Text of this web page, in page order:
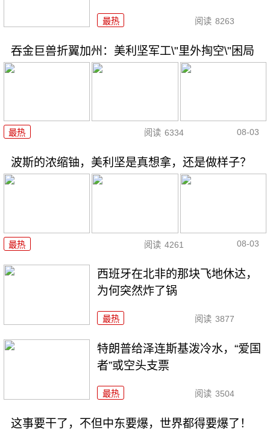
最热 阅读 8263
吞金巨兽折翼加州：美利坚军工\"里外掏空\"困局
最热 阅读 6334 08-03
波斯的浓缩铀，美利坚是真想拿，还是做样子？
最热 阅读 4261 08-03
西班牙在北非的那块飞地休达，
为何突然炸了锅
最热 阅读 3877
特朗普给泽连斯基泼冷水，“爱国
者”或空头支票
最热 阅读 3504
这事要干了，不但中东要爆，世界都得要爆了！